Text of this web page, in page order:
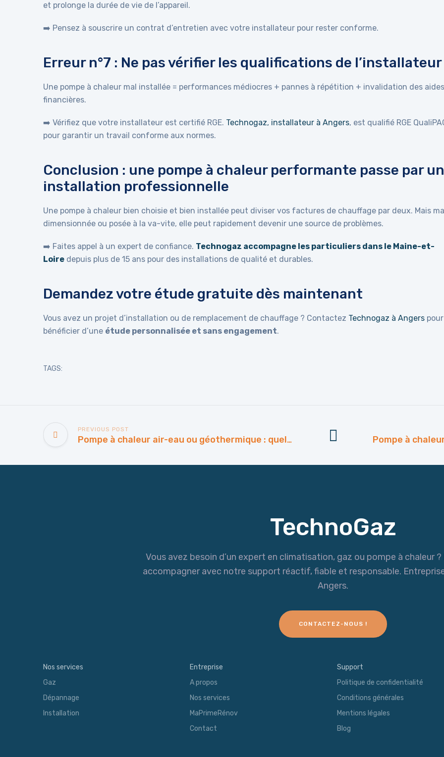
et prolonge la durée de vie de l’appareil.
➡️ Pensez à souscrire un contrat d’entretien avec votre installateur pour rester conforme.
Erreur n°7 : Ne pas vérifier les qualifications de l’installateur
Une pompe à chaleur mal installée = performances médiocres + pannes à répétition + invalidation des aides
financières.
➡️ Vérifiez que votre installateur est certifié RGE. Technogaz, installateur à Angers, est qualifié RGE
pour garantir un travail conforme aux normes.
Conclusion : une pompe à chaleur performante passe par
installation professionnelle
Une pompe à chaleur bien choisie et bien installée peut diviser vos factures de chauffage par deux. Mais
dimensionnée ou posée à la va-vite, elle peut rapidement devenir une source de problèmes.
➡️ Faites appel à un expert de confiance. Technogaz accompagne les particuliers dans le Maine-et-
Loire depuis plus de 15 ans pour des installations de qualité et durables.
Demandez votre étude gratuite dès maintenant
Vous avez un projet d’installation ou de remplacement de chauffage ? Contactez Technogaz à Angers pour
bénéficier d’une étude personnalisée et sans engagement.
TAGS:
PREVIOUS POST
Pompe à chaleur air-eau ou géothermique : quelle solution est la plus adaptée à votre maison ?
TechnoGaz
Vous avez besoin d’un expert en climatisation, gaz ou pompe à chaleur
accompagner avec notre support réactif, fiable et responsable.
Angers.
CONTACTEZ-NOUS !
Nos services
Gaz
Dépannage
Installation
Entreprise
A propos
Nos services
MaPrimeRénov
Contact
Support
Politique de confidentialité
Conditions générales
Mentions légales
Blog